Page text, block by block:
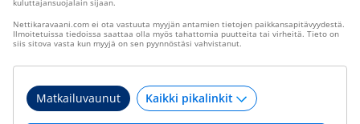
kuluttajansuojalain sijaan.
Nettikaravaani.com ei ota vastuuta myyjän antamien tietojen paikkansapitävyydestä.
Ilmoitetuissa tiedoissa saattaa olla myös tahattomia puutteita tai virheitä. Tieto on
siis sitova vasta kun myyjä on sen pyynnöstäsi vahvistanut.
Matkailuvaunut